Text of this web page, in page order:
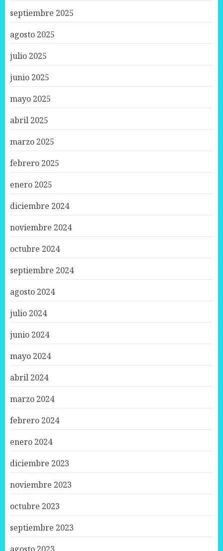
septiembre 2025
agosto 2025
julio 2025
junio 2025
mayo 2025
abril 2025
marzo 2025
febrero 2025
enero 2025
diciembre 2024
noviembre 2024
octubre 2024
septiembre 2024
agosto 2024
julio 2024
junio 2024
mayo 2024
abril 2024
marzo 2024
febrero 2024
enero 2024
diciembre 2023
noviembre 2023
octubre 2023
septiembre 2023
agosto 2023